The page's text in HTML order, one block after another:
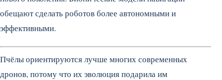
обещают сделать роботов более автономными и
эффективными.
Пчёлы ориентируются лучше многих современных
дронов, потому что их эволюция подарила им